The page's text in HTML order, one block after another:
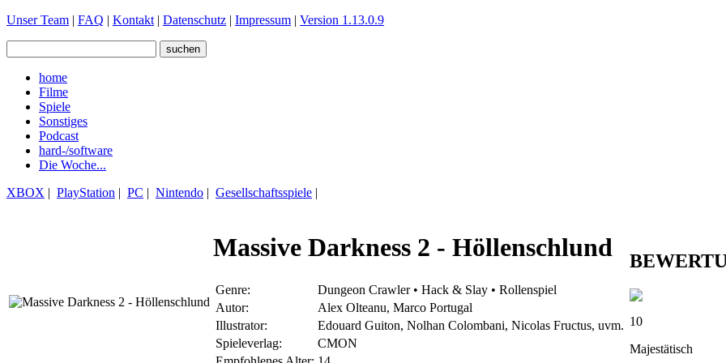
Unser Team | FAQ | Kontakt | Datenschutz | Impressum | Version 1.13.0.9
home
Filme
Spiele
Sonstiges
Podcast
hard-/software
Die Woche...
XBOX | PlayStation | PC | Nintendo | Gesellschaftsspiele |
Massive Darkness 2 - Höllenschlund
Genre:
Dungeon Crawler • Hack & Slay • Rollenspiel
Autor:
Alex Olteanu, Marco Portugal
Illustrator:
Edouard Guiton, Nolhan Colombani, Nicolas Fructus, uvm.
Spieleverlag:
CMON
10
Majestätisch